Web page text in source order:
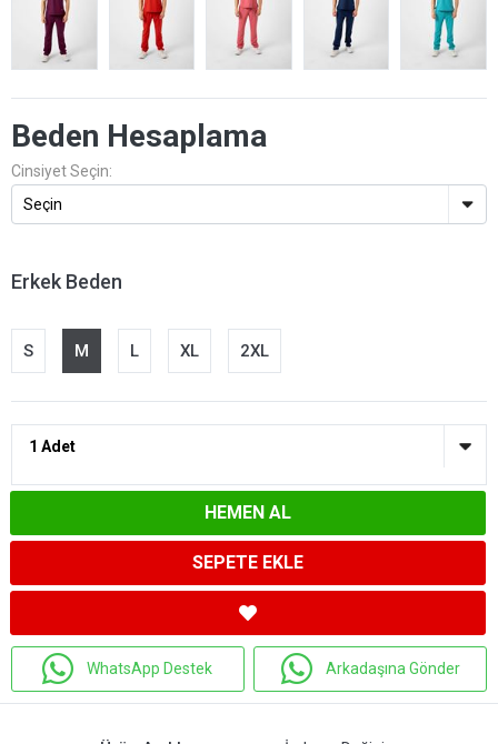
Beden Hesaplama
Cinsiyet Seçin:
Erkek Beden
S M L XL 2XL
HEMEN AL
SEPETE EKLE
WhatsApp Destek Arkadaşına Gönder